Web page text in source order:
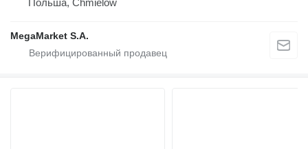
Польша, Chmielów
MegaMarket S.A.